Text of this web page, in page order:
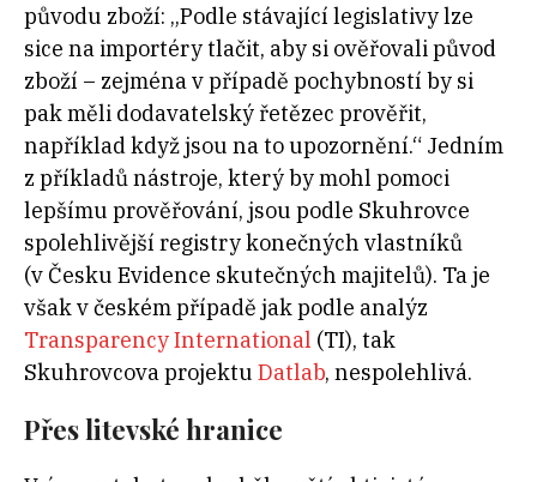
původu zboží: „Podle stávající legislativy lze
sice na importéry tlačit, aby si ověřovali původ
zboží – zejména vpřípadě pochybností by si
pak měli dodavatelský řetězec prověřit,
například když jsou na to upozornění.“ Jedním
z příkladů nástroje, který by mohl pomoci
lepšímu prověřování, jsou podle Skuhrovce
spolehlivější registry konečných vlastníků
(v Česku Evidence skutečných majitelů). Ta je
však včeském případě jak podle analýz
Transparency International (TI), tak
Skuhrovcova projektu Datlab, nespolehlivá.
Přes litevské hranice